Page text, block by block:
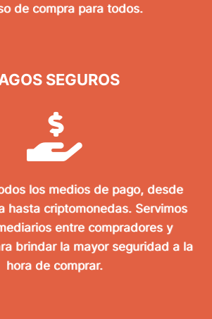
de compra para todos.
SEGUROS
los medios de pago, desde
hasta criptomonedas. Servimos
entre compradores y
brindar la mayor seguridad a la
hora de comprar.